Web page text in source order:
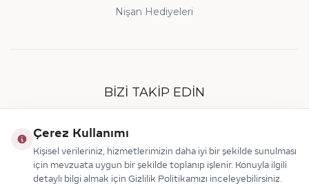
Nişan Hediyeleri
BIZI TAKIP EDIN
Çerez Kullanımı
Kişisel verileriniz, hizmetlerimizin daha iyi bir şekilde sunulması
için mevzuata uygun bir şekilde toplanıp işlenir. Konuyla ilgili
detaylı bilgi almak için Gizlilik Politikamızı inceleyebilirsiniz.